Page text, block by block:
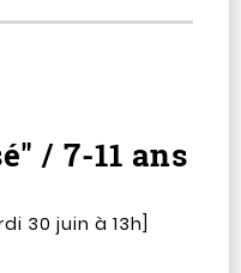
/ 7-11 ans
30 juin à 13h]